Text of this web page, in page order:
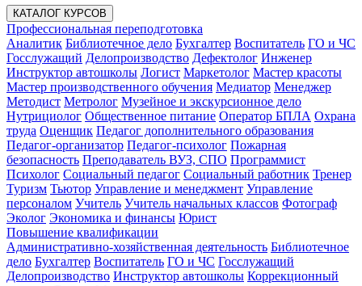
КАТАЛОГ КУРСОВ
Профессиональная переподготовка
Аналитик Библиотечное дело Бухгалтер Воспитатель ГО и ЧС
Госслужащий Делопроизводство Дефектолог Инженер
Инструктор автошколы Логист Маркетолог Мастер красоты
Мастер производственного обучения Медиатор Менеджер
Методист Метролог Музейное и экскурсионное дело
Нутрициолог Общественное питание Оператор БПЛА Охрана
труда Оценщик Педагог дополнительного образования
Педагог-организатор Педагог-психолог Пожарная
безопасность Преподаватель ВУЗ, СПО Программист
Психолог Социальный педагог Социальный работник Тренер
Туризм Тьютор Управление и менеджмент Управление
персоналом Учитель Учитель начальных классов Фотограф
Эколог Экономика и финансы Юрист
Повышение квалификации
Административно-хозяйственная деятельность Библиотечное
дело Бухгалтер Воспитатель ГО и ЧС Госслужащий
Делопроизводство Инструктор автошколы Коррекционный